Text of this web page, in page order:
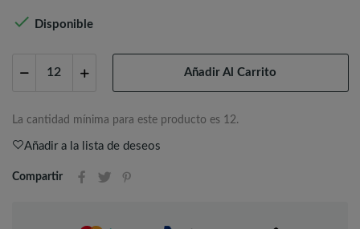
 Disponible
Añadir Al Carrito
La cantidad mínima para este producto es 12.
Añadir a la lista de deseos
Compartir